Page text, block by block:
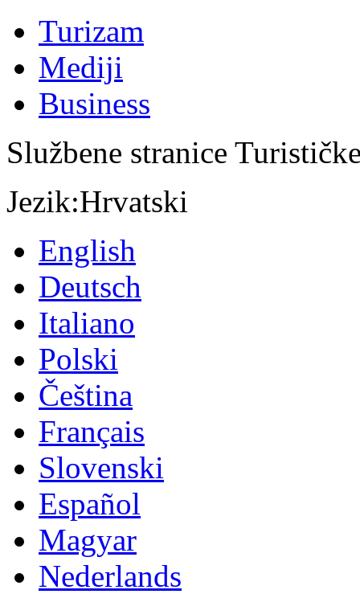
Turizam
Mediji
Business
Službene stranice
Jezik:Hrvatski
English
Deutsch
Italiano
Polski
Čeština
Français
Slovenski
Español
Magyar
Nederlands